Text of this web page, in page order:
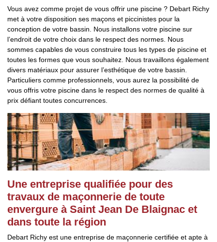
Vous avez comme projet de vous offrir une piscine ? Debart Richy
met à votre disposition ses maçons et piccinistes pour la
conception de votre bassin. Nous installons votre piscine sur
l’endroit de votre choix dans le respect des normes. Nous
sommes capables de vous construire tous les types de piscine et
toutes les formes que vous souhaitez. Nous travaillons également
divers matériaux pour assurer l’esthétique de votre bassin.
Particuliers comme professionnels, vous aurez la possibilité de
vous offris votre piscine dans le respect des normes de qualité à
prix défiant toutes concurrences.
Une entreprise qualifiée pour des
travaux de maçonnerie de toute
envergure à Saint Jean De Blaignac et
dans toute la région
Debart Richy est une entreprise de maçonnerie certifiée et apte à